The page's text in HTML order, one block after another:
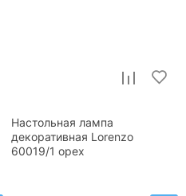
Настольная лампа
декоративная Lorenzo
60019/1 орех